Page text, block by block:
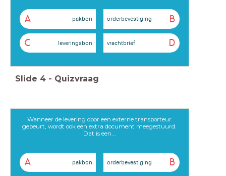
A pakbon B
orderbevestiging
C leveringsbon D
vrachtbrief
Slide 4 - Quizvraag
Wanneer de levering door een externe transporteur
gebeurt, wordt ook een extra document meegestuurd.
Dat is een...
A pakbon B
orderbevestiging